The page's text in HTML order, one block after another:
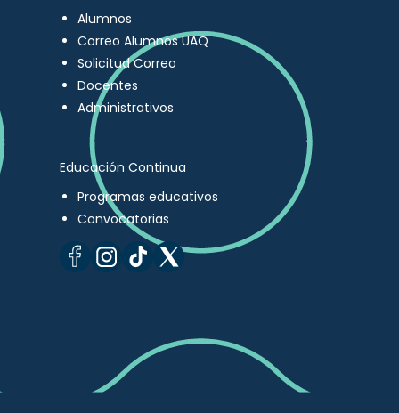
Alumnos
Correo Alumnos UAQ
Solicitud Correo
Docentes
Administrativos
Educación Continua
Programas educativos
Convocatorias